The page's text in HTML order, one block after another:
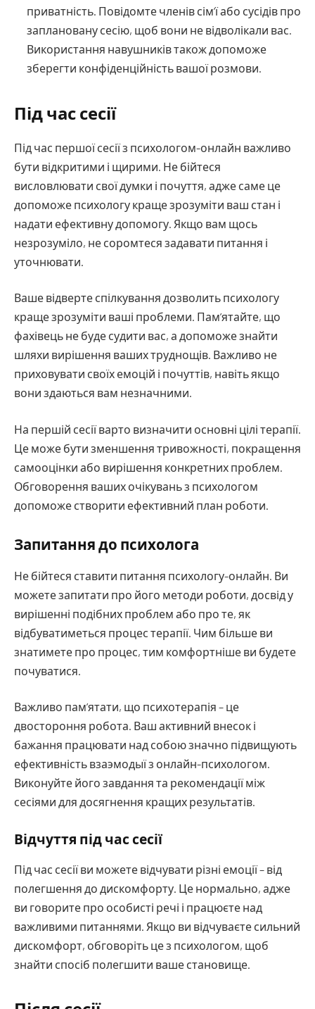
приватність. Повідомте членів сім’ї або сусідів про
заплановану сесію, щоб вони не відволікали вас.
Використання навушників також допоможе
зберегти конфіденційність вашої розмови.
Під час сесії
Під час першої сесії з психологом-онлайн важливо
бути відкритими і щирими. Не бійтеся
висловлювати свої думки і почуття, адже саме це
допоможе психологу краще зрозуміти ваш стан і
надати ефективну допомогу. Якщо вам щось
незрозуміло, не соромтеся задавати питання і
уточнювати.
Ваше відверте спілкування дозволить психологу
краще зрозуміти ваші проблеми. Пам’ятайте, що
фахівець не буде судити вас, а допоможе знайти
шляхи вирішення ваших труднощів. Важливо не
приховувати своїх емоцій і почуттів, навіть якщо
вони здаються вам незначними.
На першій сесії варто визначити основні цілі терапії.
Це може бути зменшення тривожності, покращення
самооцінки або вирішення конкретних проблем.
Обговорення ваших очікувань з психологом
допоможе створити ефективний план роботи.
Запитання до психолога
Не бійтеся ставити питання психологу-онлайн. Ви
можете запитати про його методи роботи, досвід у
вирішенні подібних проблем або про те, як
відбуватиметься процес терапії. Чим більше ви
знатимете про процес, тим комфортніше ви будете
почуватися.
Важливо пам’ятати, що психотерапія – це
двостороння робота. Ваш активний внесок і
бажання працювати над собою значно підвищують
ефективність взаэмодыї з онлайн-психологом.
Виконуйте його завдання та рекомендації між
сесіями для досягнення кращих результатів.
Відчуття під час сесії
Під час сесії ви можете відчувати різні емоції – від
полегшення до дискомфорту. Це нормально, адже
ви говорите про особисті речі і працюєте над
важливими питаннями. Якщо ви відчуваєте сильний
дискомфорт, обговоріть це з психологом, щоб
знайти спосіб полегшити ваше становище.